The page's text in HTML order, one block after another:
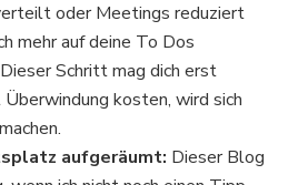
oder Meetings reduziert
mehr auf deine To Dos
Schritt mag dich erst
kosten, wird sich
aufgeräumt: Dieser Blog